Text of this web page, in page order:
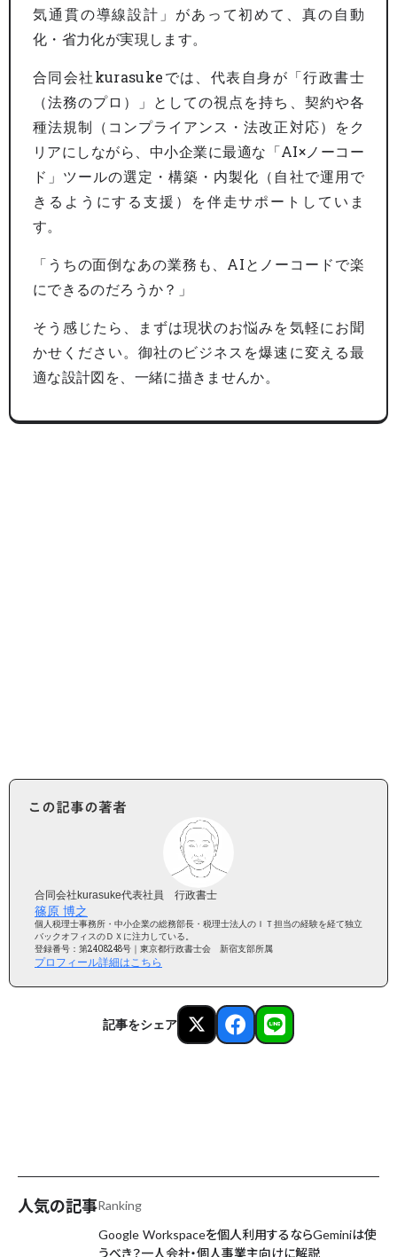
気通貫の導線設計」があって初めて、真の自動
化・省力化が実現します。
合同会社kurasukeでは、代表自身が「行政書士
（法務のプロ）」としての視点を持ち、契約や各
種法規制（コンプライアンス・法改正対応）をク
リアにしながら、中小企業に最適な「AI×ノーコー
ド」ツールの選定・構築・内製化（自社で運用で
きるようにする支援）を伴走サポートしていま
す。
「うちの面倒なあの業務も、AIとノーコードで楽
にできるのだろうか？」
そう感じたら、まずは現状のお悩みを気軽にお聞
かせください。御社のビジネスを爆速に変える最
適な設計図を、一緒に描きませんか。
この記事の著者
合同会社kurasuke代表社員 行政書士
篠原 博之
個人税理士事務所・中小企業の総務部長・税理士法人のＩＴ担当の経験を経て独立
バックオフィスのＤＸに注力している。
登録番号：第2408248号｜東京都行政書士会 新宿支部所属
プロフィール詳細はこちら
記事をシェア
人気の記事Ranking
Google Workspaceを個人利用するならGeminiは使
うべき？一人会社・個人事業主向けに解説